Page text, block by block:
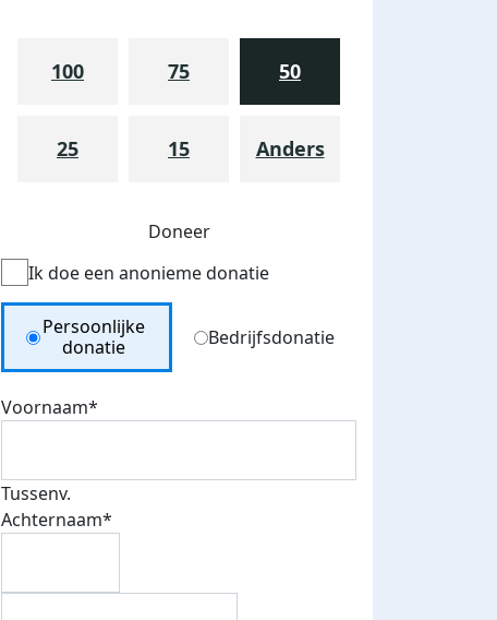
Van Houten naar mijn geliefde Dom in
Utrecht
zaterdag 1 augustus 2026
100 75 50
25 15 Anders
Doneer
Ik doe een anonieme donatie
Donation Type
Persoonlijke
donatie
Bedrijfsdonatie
Voornaam*
Tussenv.
Achternaam*